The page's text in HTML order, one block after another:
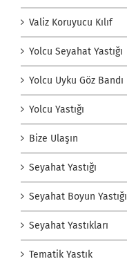
Valiz Koruyucu Kılıf
Yolcu Seyahat Yastığı
Yolcu Uyku Göz Bandı
Yolcu Yastığı
Bize Ulaşın
Seyahat Yastığı
Seyahat Boyun Yastığı
Seyahat Yastıkları
Tematik Yastık